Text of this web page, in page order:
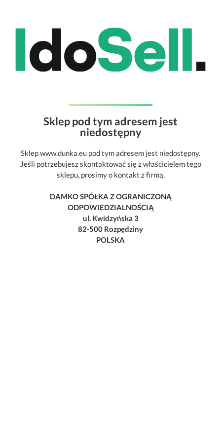
Sklep pod tym adresem jest
niedostępny
Sklep www.dunka.eu pod tym adresem jest niedostępny.
Jeśli potrzebujesz skontaktować się z właścicielem tego
sklepu, prosimy o kontakt z firmą.
DAMKO SPÓŁKA Z OGRANICZONĄ
ODPOWIEDZIALNOŚCIĄ
ul. Kwidzyńska 3
82-500 Rozpędziny
POLSKA